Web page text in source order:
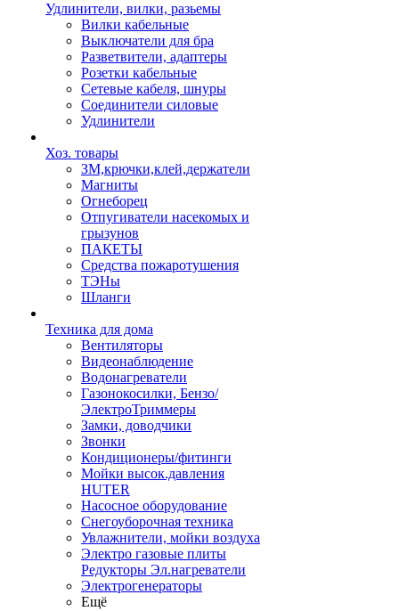
Удлинители, вилки, разьемы
Вилки кабельные
Выключатели для бра
Разветвители, адаптеры
Розетки кабельные
Сетевые кабеля, шнуры
Соединители силовые
Удлинители
Хоз. товары
ЗМ,крючки,клей,держатели
Магниты
Огнеборец
Отпугиватели насекомых и
грызунов
ПАКЕТЫ
Средства пожаротушения
ТЭНы
Шланги
Техника для дома
Вентиляторы
Видеонаблюдение
Водонагреватели
Газонокосилки, Бензо/
ЭлектроТриммеры
Замки, доводчики
Звонки
Кондиционеры/фитинги
Мойки высок.давления
HUTER
Насосное оборудование
Снегоуборочная техника
Увлажнители, мойки воздуха
Электро газовые плиты
Редукторы Эл.нагреватели
Электрогенераторы
Ещё